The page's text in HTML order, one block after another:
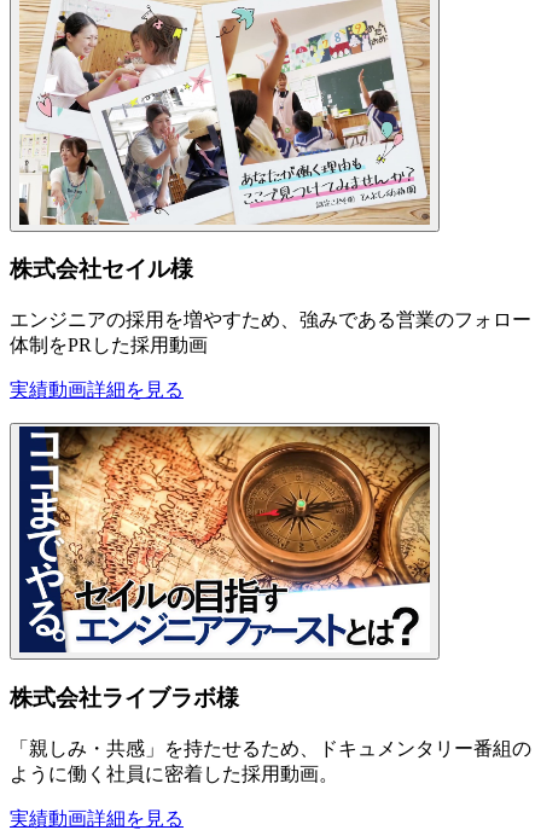
株式会社セイル様
エンジニアの採用を増やすため、強みである営業のフォロー
体制をPRした採用動画
実績動画詳細を見る
株式会社ライブラボ様
「親しみ・共感」を持たせるため、ドキュメンタリー番組の
ように働く社員に密着した採用動画。
実績動画詳細を見る